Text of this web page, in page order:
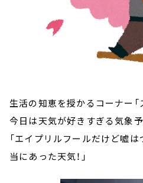
生活の知恵を授かるコーナー「
今日は天気が好きすぎる気象
「エイプリルフールだけど嘘
当にあった天気！」